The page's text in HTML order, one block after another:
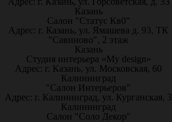
Казань
Салон "Статус Кв0"
Адрес: г. Казань, ул. Ямашева д. 93, ТК
"Савиново", 2 этаж
Казань
Студия интерьера «My design»
Адрес: г. Казань, ул. Московская, 60
Калининград
"Салон Интерьеров"
Адрес: г. Калининград, ул. Курганская, 3
Калининград
Салон "Соло Декор"